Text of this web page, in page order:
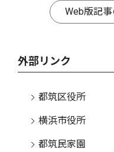
Web版記
外部リンク
都筑区役所
横浜市役所
都筑民家園